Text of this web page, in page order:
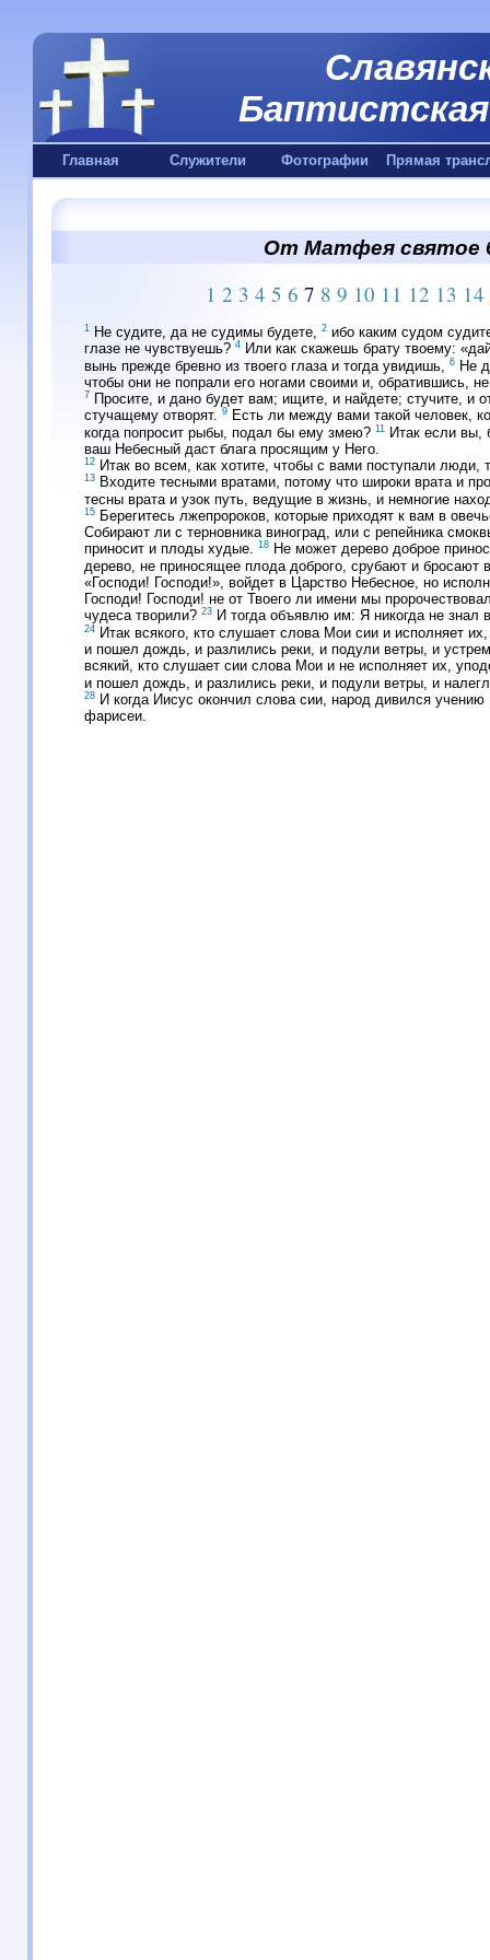
Главная Служители Фотографии Прямая
От Матфея святое
1 2 3 4 5 6 7 8 9 10 11 12 13 14
1 Не судите, да не судимы будете, 2 ибо каким судом
глазе не чувствуешь? 4 Или как скажешь брату твоему:
вынь прежде бревно из твоего глаза и тогда увидишь,
6 Не
чтобы они не попрали его ногами своими и, обратившись,
7 Просите, и дано будет вам; ищите, и найдете; стучите, и
стучащему отворят. 9 Есть ли между вами такой человек,
когда попросит рыбы, подал бы ему змею? 11
Итак если вы,
ваш Небесный даст блага просящим у Него.
12 Итак во всем, как хотите, чтобы с вами поступали люди,
13 Входите тесными вратами, потому что широки врата и
тесны врата и узок путь, ведущие в жизнь, и немногие
15 Берегитесь лжепророков, которые приходят к вам в
Собирают ли с терновника виноград, или с репейника
приносит и плоды худые. 18 Не может дерево доброе
дерево, не приносящее плода доброго, срубают и бросают
«Господи! Господи!», войдет в Царство Небесное, но
Господи! Господи! не от Твоего ли имени мы
чудеса творили? 23 И тогда объявлю им: Я никогда не знал
24 Итак всякого, кто слушает слова Мои сии и исполняет
и пошел дождь, и разлились реки, и подули ветры, и
всякий, кто слушает сии слова Мои и не исполняет их,
и пошел дождь, и разлились реки, и подули ветры, и
28 И когда Иисус окончил слова сии, народ дивился
фарисеи.